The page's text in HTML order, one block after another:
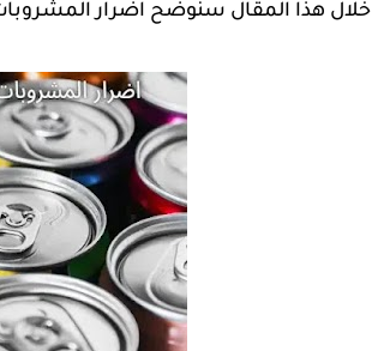
خلال هذا المقال سنوضح اضرار